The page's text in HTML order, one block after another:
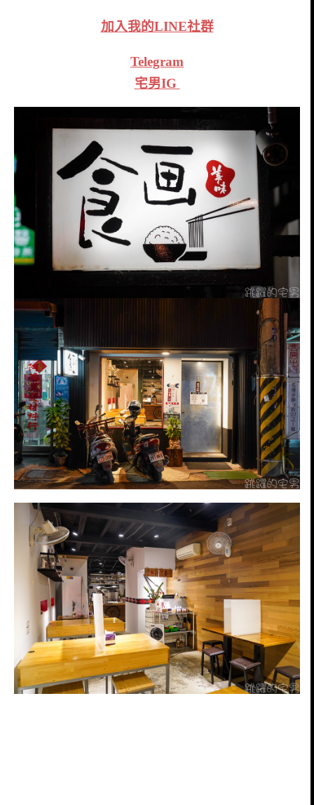
加入我的LINE社群
Telegram
宅男IG